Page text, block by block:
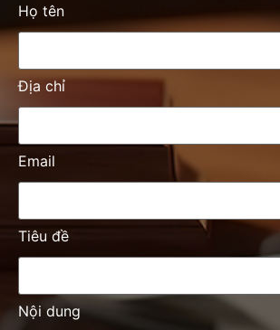
Họ tên
Địa chỉ
Email
Tiêu đề
Nội dung